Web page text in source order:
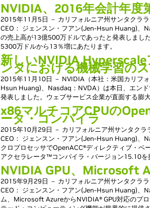
NVIDIA、2016年会計年度
2015年11月5日 － カリフォルニア州サンタクラ
CEO： ジェンスン・フアン(Jen-Hsun Huang)、
の売上高が13億500万ドルであったと発表しま
5300万ドルから13％増にあたります。
新しいNVIDIA
ンタにおける機械学習の
2015年11月10日 － NVIDIA（本社：米国カリフ
Hsun Huang)、Nasdaq：NVDA）は本日、エン
発表しました。ウェブサービス企業が直面する膨
x86マルチコアCPUの
ータ・コンパイラ
2015年10月29日 － カリフォルニア州サンタク
CEO： ジェンスン・フアン(Jen-Hsun Huang)、
クロプロセッサでOpenACC®ディレクティブ・
アクセラレータ™コンパイラ・バージョン15.10を
NVIDIA GPU、Microsoft
2015年9月29日 － カリフォルニア州サンタクラ
CEO： ジェンスン・フアン(Jen-Hsun Huang)、
ム、Microsoft AzureからNVIDIA® GPU対応のプ